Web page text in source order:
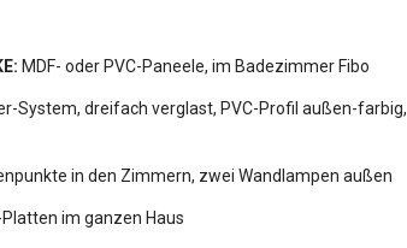
MDF- oder PVC-Paneele, im Badezimmer Fibo
System, dreifach verglast, PVC-Profil außen-farbig,
in den Zimmern, zwei Wandlampen außen
im ganzen Haus